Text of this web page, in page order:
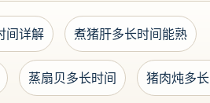
间详解 煮猪肝多长时间能熟
蒸扇贝多长时间 猪肉炖多